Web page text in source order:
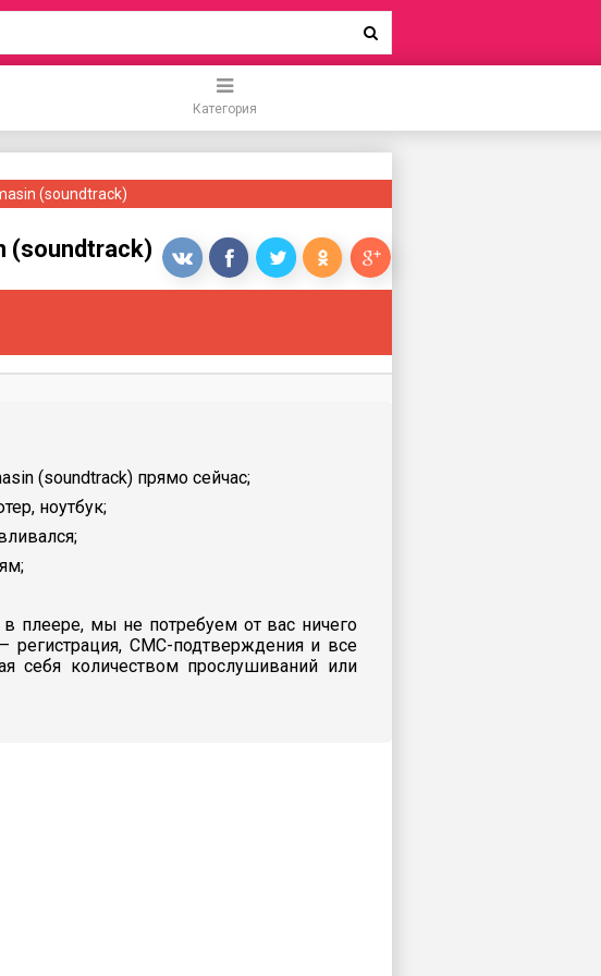
Категория
(soundtrack)
(soundtrack)
(soundtrack) прямо сейчас;
ноутбук;
плеере, мы не потребуем от вас ничего
регистрация, СМС-подтверждения и все
себя количеством прослушиваний или